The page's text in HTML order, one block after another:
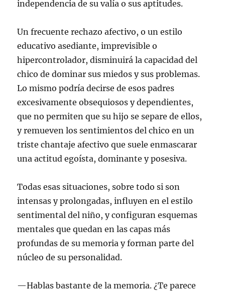
independencia de su valía o sus aptitudes.
Un frecuente rechazo afectivo, o un estilo
educativo asediante, imprevisible o
hipercontrolador, disminuirá la capacidad del
chico de dominar sus miedos y sus problemas.
Lo mismo podría decirse de esos padres
excesivamente obsequiosos y dependientes,
que no permiten que su hijo se separe de ellos,
y remueven los sentimientos del chico en un
triste chantaje afectivo que suele enmascarar
una actitud egoísta, dominante y posesiva.
Todas esas situaciones, sobre todo si son
intensas y prolongadas, influyen en el estilo
sentimental del niño, y configuran esquemas
mentales que quedan en las capas más
profundas de su memoria y forman parte del
núcleo de su personalidad.
—Hablas bastante de la memoria. ¿Te parece